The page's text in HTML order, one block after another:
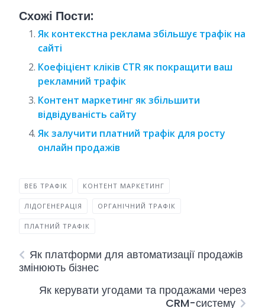
Схожі Пости:
Як контекстна реклама збільшує трафік на
сайті
Коефіцієнт кліків CTR як покращити ваш
рекламний трафік
Контент маркетинг як збільшити
відвідуваність сайту
Як залучити платний трафік для росту
онлайн продажів
ВЕБ ТРАФІК КОНТЕНТ МАРКЕТИНГ
ЛІДОГЕНЕРАЦІЯ ОРГАНІЧНИЙ ТРАФІК
ПЛАТНИЙ ТРАФІК
Як платформи для автоматизації продажів
змінюють бізнес
Як керувати угодами та продажами через
CRM-систему